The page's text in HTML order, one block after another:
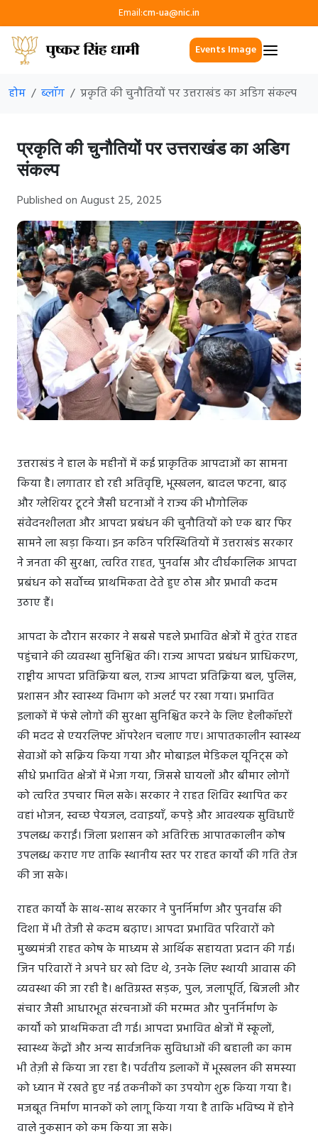
Email:cm-ua@nic.in
Events Image
होम ब्लॉग प्रकृति की चुनौतियों पर उत्तराखंड का अडिग संकल्प
प्रकृति की चुनौतियों पर उत्तराखंड का अडिग
संकल्प
Published on August 25, 2025
उत्तराखंड ने हाल के महीनों में कई प्राकृतिक आपदाओं का सामना
किया है। लगातार हो रही अतिवृष्टि, भूस्खलन, बादल फटना, बाढ़
और ग्लेशियर टूटने जैसी घटनाओं ने राज्य की भौगोलिक
संवेदनशीलता और आपदा प्रबंधन की चुनौतियों को एक बार फिर
सामने ला खड़ा किया। इन कठिन परिस्थितियों में उत्तराखंड सरकार
ने जनता की सुरक्षा, त्वरित राहत, पुनर्वास और दीर्घकालिक आपदा
प्रबंधन को सर्वोच्च प्राथमिकता देते हुए ठोस और प्रभावी कदम
उठाए हैं।
आपदा के दौरान सरकार ने सबसे पहले प्रभावित क्षेत्रों में तुरंत राहत
पहुंचाने की व्यवस्था सुनिश्चित की। राज्य आपदा प्रबंधन प्राधिकरण,
राष्ट्रीय आपदा प्रतिक्रिया बल, राज्य आपदा प्रतिक्रिया बल, पुलिस,
प्रशासन और स्वास्थ्य विभाग को अलर्ट पर रखा गया। प्रभावित
इलाकों में फंसे लोगों की सुरक्षा सुनिश्चित करने के लिए हेलीकॉप्टरों
की मदद से एयरलिफ्ट ऑपरेशन चलाए गए। आपातकालीन स्वास्थ्य
सेवाओं को सक्रिय किया गया और मोबाइल मेडिकल यूनिट्स को
सीधे प्रभावित क्षेत्रों में भेजा गया, जिससे घायलों और बीमार लोगों
को त्वरित उपचार मिल सके। सरकार ने राहत शिविर स्थापित कर
वहां भोजन, स्वच्छ पेयजल, दवाइयाँ, कपड़े और आवश्यक सुविधाएँ
उपलब्ध कराईं। जिला प्रशासन को अतिरिक्त आपातकालीन कोष
उपलब्ध कराए गए ताकि स्थानीय स्तर पर राहत कार्यों की गति तेज
की जा सके।
राहत कार्यों के साथ-साथ सरकार ने पुनर्निर्माण और पुनर्वास की
दिशा में भी तेजी से कदम बढ़ाए। आपदा प्रभावित परिवारों को
मुख्यमंत्री राहत कोष के माध्यम से आर्थिक सहायता प्रदान की गई।
जिन परिवारों ने अपने घर खो दिए थे, उनके लिए स्थायी आवास की
व्यवस्था की जा रही है। क्षतिग्रस्त सड़क, पुल, जलापूर्ति, बिजली और
संचार जैसी आधारभूत संरचनाओं की मरम्मत और पुनर्निर्माण के
कार्यों को प्राथमिकता दी गई। आपदा प्रभावित क्षेत्रों में स्कूलों,
स्वास्थ्य केंद्रों और अन्य सार्वजनिक सुविधाओं की बहाली का काम
भी तेज़ी से किया जा रहा है। पर्वतीय इलाकों में भूस्खलन की समस्या
को ध्यान में रखते हुए नई तकनीकों का उपयोग शुरू किया गया है।
मजबूत निर्माण मानकों को लागू किया गया है ताकि भविष्य में होने
वाले नुकसान को कम किया जा सके।